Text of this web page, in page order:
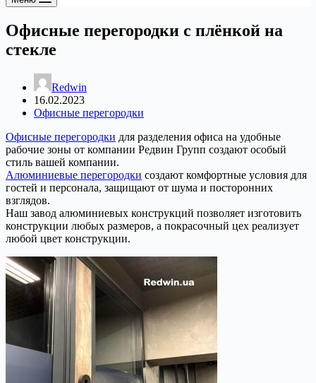
Офисные перегородки с плёнкой на
стекле
Redwin
16.02.2023
Офисные перегородки
Офисные перегородки для разделения офиса на удобные
рабочие зоны от компании Редвин Групп создают особый
стиль вашей компании.
Алюминиевые перегородки создают комфортные условия для
гостей и персонала, защищают от шума и посторонних
взглядов.
Наш завод алюминиевых конструкций позволяет изготовить
конструкции любых размеров, а покрасочный цех реализует
любой цвет конструкции.